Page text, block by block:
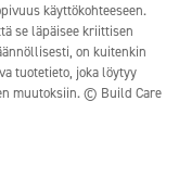
käyttökohteeseen.
se läpäisee kriittisen
on kuitenkin
tuotetieto, joka löytyy
muutoksiin. © Build Care